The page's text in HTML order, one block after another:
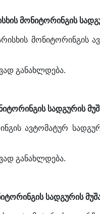
მონიტორინგის
მონიტორინგის
განახლდება.
სადგურის
ავტომატურ
განახლდება.
სადგურის